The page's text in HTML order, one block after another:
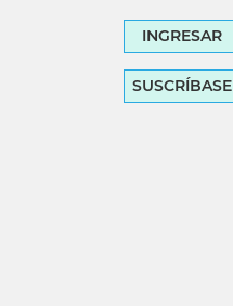
INGRESAR
SUSCRÍBASE